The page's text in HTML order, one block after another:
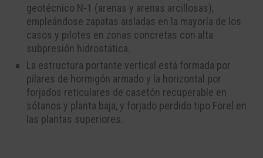
geotécnico N-1 (arenas y arenas arcillosas),
empleándose zapatas aisladas en la mayoría de los
casos y pilotes en zonas concretas con alta
subpresión hidrostática.
La estructura portante vertical está formada por
pilares de hormigón armado y la horizontal por
forjados reticulares de casetón recuperable en
sótanos y planta baja, y forjado perdido tipo Forel en
las plantas superiores.